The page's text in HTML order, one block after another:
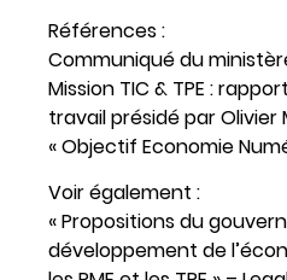
Références :
Communiqué du
Mission TIC & TPE :
travail présidé par Olivier
« Objectif Economie
Voir également :
« Propositions du
développement de